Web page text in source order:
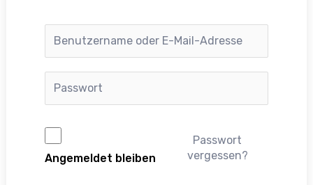
Angemeldet bleiben
Passwort
vergessen?